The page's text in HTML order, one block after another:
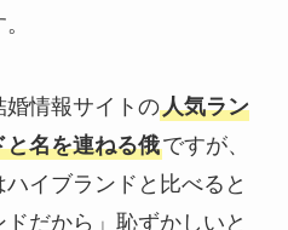
情報サイトの人気ラン
名を連ねる俄ですが、
イブランドと比べると
だから」恥ずかしいと